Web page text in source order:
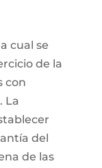
cual se
de la
con
La
del
de las